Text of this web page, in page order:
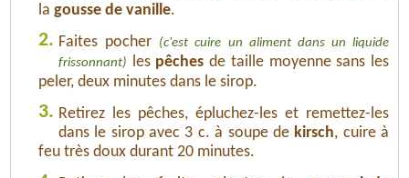
la gousse de vanille.
2. Faites pocher (c'est cuire un aliment dans un liquide
frissonnant)
les pêches de taille moyenne sans les
peler, deux minutes dans le sirop.
3. Retirez les pêches, épluchez-les et remettez-les
dans le sirop avec 3 c. à soupe de kirsch, cuire à
feu très doux durant 20 minutes.